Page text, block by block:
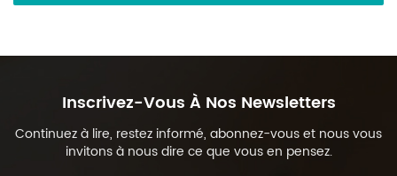
Inscrivez-Vous À Nos Newsletters
Continuez à lire, restez informé, abonnez-vous et nous vous
invitons à nous dire ce que vous en pensez.